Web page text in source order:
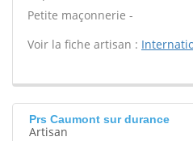
Petite maçonnerie -
Voir la fiche artisan :
Prs Caumont sur durance
Artisan